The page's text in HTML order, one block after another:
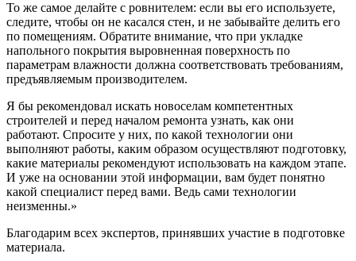
То же самое делайте с ровнителем: если вы его используете,
следите, чтобы он не касался стен, и не забывайте делить его
по помещениям. Обратите внимание, что при укладке
напольного покрытия выровненная поверхность по
параметрам влажности должна соответствовать требованиям,
предъявляемым производителем.
Я бы рекомендовал искать новоселам компетентных
строителей и перед началом ремонта узнать, как они
работают. Спросите у них, по какой технологии они
выполняют работы, каким образом осуществляют подготовку,
какие материалы рекомендуют использовать на каждом этапе.
И уже на основании этой информации, вам будет понятно
какой специалист перед вами. Ведь сами технологии
неизменны.»
Благодарим всех экспертов, принявших участие в подготовке
материала.